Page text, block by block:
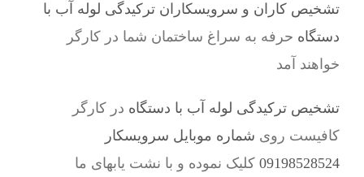
تشخیص کاران و سرویسکاران ترکیدگی لوله آب با
دستگاه حرفه به سراغ ساختمان شما در کارگر
خواهند آمد
تشخیص ترکیدگی لوله آب با دستگاه در کارگر
کافیست روی شماره موبایل سرویسکار
09198528524 کلیک نموده و با نشت یابهای ما